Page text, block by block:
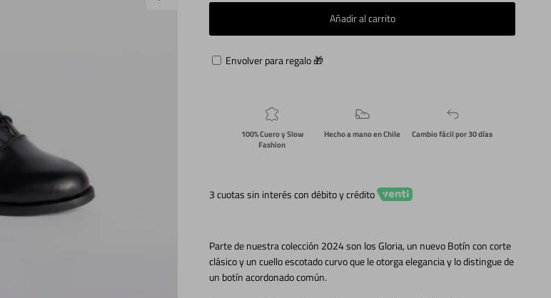
Añadir al carrito
Envolver para regalo 🎁
100% Cuero y Slow
Fashion
Hecho a mano en Chile Cambio fácil por 30 días
3 cuotas sin interés con débito y crédito
Parte de nuestra colección 2024 son los Gloria, un nuevo Botín con corte
clásico y un cuello escotado curvo que le otorga elegancia y lo distingue de
un botín acordonado común.